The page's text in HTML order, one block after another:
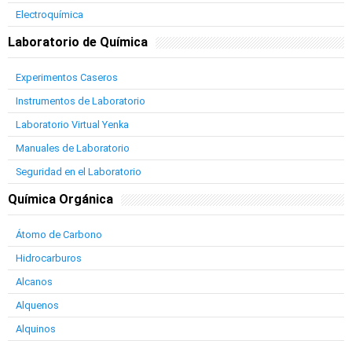
Electroquímica
Laboratorio de Química
Experimentos Caseros
Instrumentos de Laboratorio
Laboratorio Virtual Yenka
Manuales de Laboratorio
Seguridad en el Laboratorio
Química Orgánica
Átomo de Carbono
Hidrocarburos
Alcanos
Alquenos
Alquinos